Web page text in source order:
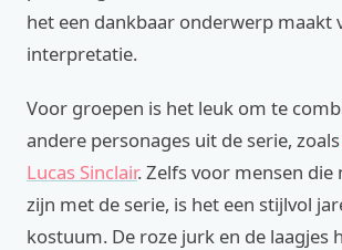
het een dankbaar onderwerp maakt
interpretatie.
Voor groepen is het leuk om te
andere personages uit de serie, zoals
Lucas Sinclair. Zelfs voor mensen die
zijn met de serie, is het een stijlvol
kostuum. De roze jurk en de laagjes